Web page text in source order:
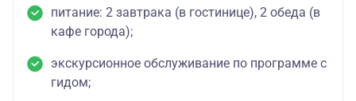
питание: 2 завтрака (в гостинице), 2 обеда (в
кафе города);
экскурсионное обслуживание по программе с
гидом;